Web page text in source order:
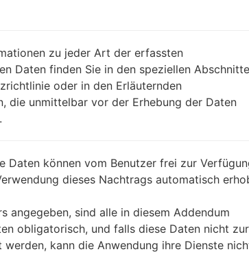
T-Mobile A
SIE AUF RECAPTCHA
zu jeder Art der erfassten
Daten finden Sie in den speziellen
oder in den Erläuternden
die unmittelbar vor der Erhebung der Daten
Daten können vom Benutzer frei zur
dieses Nachtrags automatisch
angegeben, sind alle in diesem Addendum
obligatorisch, und falls diese Daten nicht zur
kann die Anwendung ihre Dienste